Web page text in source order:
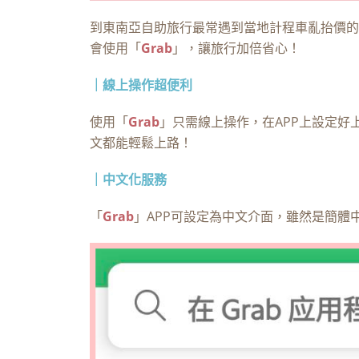
到東南亞自助旅行最常遇到當地計程車亂抬價
會使用「Grab」，讓旅行加倍省心！
｜線上操作超便利
使用「Grab」只需線上操作，在APP上設定
文都能輕鬆上路！
｜中文化服務
「Grab」APP可設定為中文介面，雖然是簡